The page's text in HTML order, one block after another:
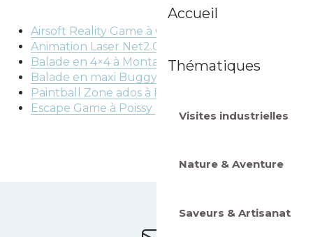
Accueil
Thématiques
Visites industrielles
Nature & Aventure
Saveurs & Artisanat
Airsoft Reality Game à Guerville
Animation Laser Net2.0 à Montalet-le-Bois
Balade en 4×4 à Montalet-le-Bois
Balade en maxi Buggy à Montalet-le-Bois
Paintball Zone ados à Poissy
Escape Game à Poissy